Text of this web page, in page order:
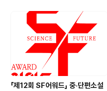
「제12회 SF어워드」 중·단편소설